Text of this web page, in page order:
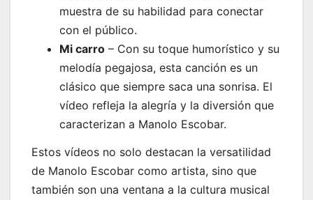
muestra de su habilidad para conectar
con el público.
Mi carro – Con su toque humorístico y su
melodía pegajosa, esta canción es un
clásico que siempre saca una sonrisa. El
vídeo refleja la alegría y la diversión que
caracterizan a Manolo Escobar.
Estos vídeos no solo destacan la versatilidad
de Manolo Escobar como artista, sino que
también son una ventana a la cultura musical